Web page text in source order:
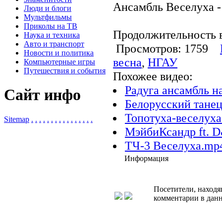
Люди и блоги
Мультфильмы
Приколы на ТВ
Наука и техника
Авто и транспорт
Новости и политика
Компьютерные игры
Путешествия и события
Сайт инфо
Sitemap . . . . . . . . . . . . . . . .
Ансамбль Веселуха
Продолжительность
Просмотров: 1759
весна, НГАУ
Похожее видео:
Радуга ансамбль
Белорусский
Топотуха-
МэйбиКсандр ft.
ТЧ-3
Информация
Посетители,
комментарии в